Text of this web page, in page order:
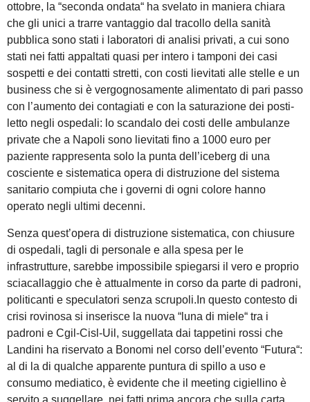
ottobre, la “seconda ondata“ ha svelato in maniera chiara
che gli unici a trarre vantaggio dal tracollo della sanità
pubblica sono stati i laboratori di analisi privati, a cui sono
stati nei fatti appaltati quasi per intero i tamponi dei casi
sospetti e dei contatti stretti, con costi lievitati alle stelle e un
business che si è vergognosamente alimentato di pari passo
con l’aumento dei contagiati e con la saturazione dei posti-
letto negli ospedali: lo scandalo dei costi delle ambulanze
private che a Napoli sono lievitati fino a 1000 euro per
paziente rappresenta solo la punta dell’iceberg di una
cosciente e sistematica opera di distruzione del sistema
sanitario compiuta che i governi di ogni colore hanno
operato negli ultimi decenni.
Senza quest’opera di distruzione sistematica, con chiusure
di ospedali, tagli di personale e alla spesa per le
infrastrutture, sarebbe impossibile spiegarsi il vero e proprio
sciacallaggio che è attualmente in corso da parte di padroni,
politicanti e speculatori senza scrupoli.In questo contesto di
crisi rovinosa si inserisce la nuova “luna di miele“ tra i
padroni e Cgil-Cisl-Uil, suggellata dai tappetini rossi che
Landini ha riservato a Bonomi nel corso dell’evento “Futura“:
al di la di qualche apparente puntura di spillo a uso e
consumo mediatico, è evidente che il meeting cigiellino è
servito a suggellare, nei fatti prima ancora che sulla carta,